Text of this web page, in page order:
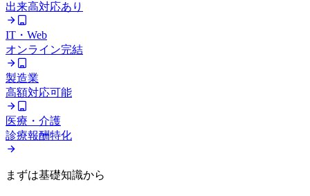
出来高対応あり
IT・Web
オンライン完結
製造業
高額対応可能
医療・介護
診療報酬特化
まずは基礎知識から